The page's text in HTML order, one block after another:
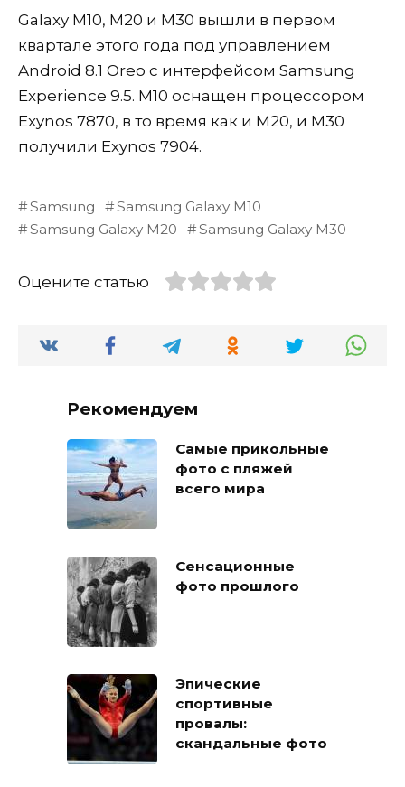
Galaxy M10, M20 и M30 вышли в первом
квартале этого года под управлением
Android 8.1 Oreo с интерфейсом Samsung
Experience 9.5. M10 оснащен процессором
Exynos 7870, в то время как и M20, и M30
получили Exynos 7904.
Samsung
Samsung Galaxy M10
Samsung Galaxy M20
Samsung Galaxy M30
Оцените статью
Рекомендуем
Самые прикольные
фото с пляжей
всего мира
Сенсационные
фото прошлого
Эпические
спортивные
провалы:
скандальные фото